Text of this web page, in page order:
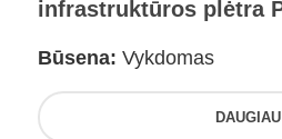
infrastruktūros plėtra
Būsena: Vykdomas
DAUGIAU